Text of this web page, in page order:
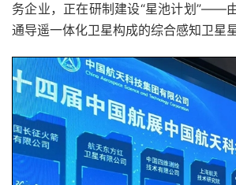
务企业，正在研制建设“星池计划”——
通导遥一体化卫星构成的综合感知卫星星